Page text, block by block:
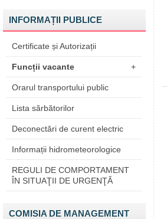
INFORMAȚII PUBLICE
Certificate și Autorizații
Funcții vacante +
Orarul transportului public
Lista sărbătorilor
Deconectări de curent electric
Informații hidrometeorologice
REGULI DE COMPORTAMENT
ÎN SITUAŢII DE URGENŢĂ
COMISIA DE MANAGEMENT